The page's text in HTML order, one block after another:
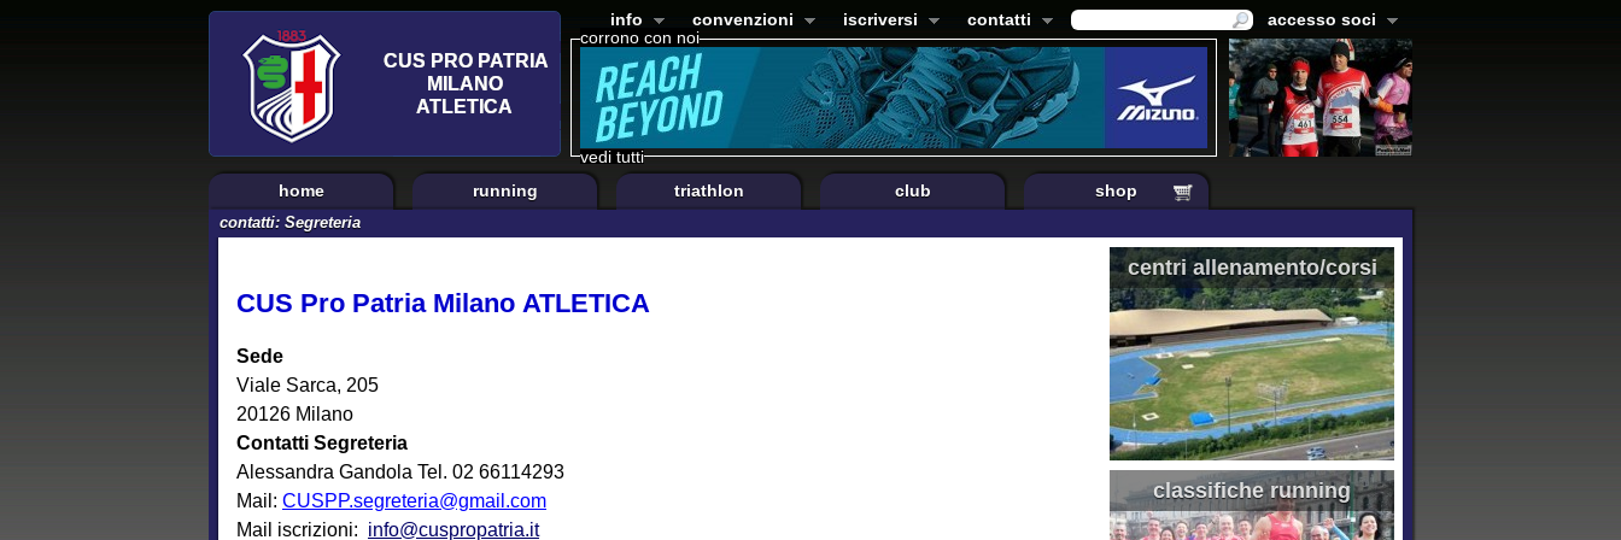
corrono con noi
vedi tutti
info convenzioni iscriversi contatti accesso soci
home running triathlon club shop
contatti: Segreteria
CUS Pro Patria Milano ATLETICA
Sede
Viale Sarca, 205
20126 Milano
Contatti Segreteria
Alessandra Gandola Tel. 02 66114293
Mail: CUSPP.segreteria@gmail.com
Mail iscrizioni: info@cuspropatria.it
centri allenamento/corsi
classifiche running